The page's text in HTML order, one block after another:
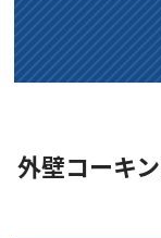
外壁コーキ